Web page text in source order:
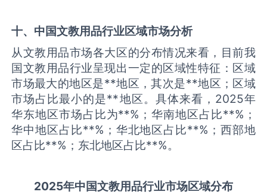
十、中国文教用品行业区域市场分析
从文教用品市场各大区的分布情况来看，目前我
国文教用品行业呈现出一定的区域性特征：区域
市场最大的地区是**地区，其次是**地区；区域
市场占比最小的是**地区。具体来看，2025年
华东地区市场占比为**%；华南地区占比**%；
华中地区占比**%；华北地区占比**%；西部地
区占比**%；东北地区占比**%。
2025年中国文教用品行业市场区域分布